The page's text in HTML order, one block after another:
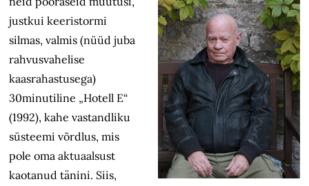
justkui keeristormi
silmas, valmis (nüüd juba
rahvusvahelise
kaasrahastusega)
30minutiline „Hotell E“
(1992), kahe vastandliku
süsteemi võrdlus, mis
pole oma aktuaalsust
kaotanud tänini. Siis,